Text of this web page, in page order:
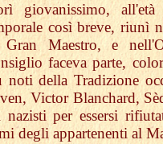
giovanissimo,
così breve, riunì
Maestro, e
faceva parte,
noti della Tradizione
Victor Blanchard,
nazisti per essersi
degli appartenenti al